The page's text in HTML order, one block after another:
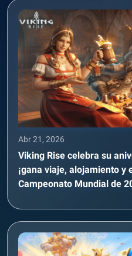
Abr 21, 2026
Viking Rise celebra su
¡gana viaje, alojamiento y
Campeonato Mundial de